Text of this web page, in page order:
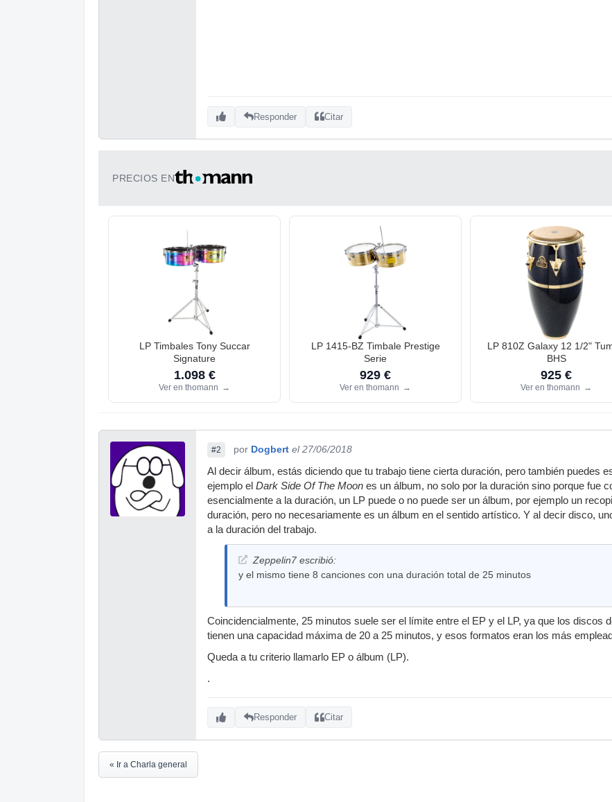
Responder Citar
PRECIOS EN
LP Timbales Tony Succar
Signature
1.098 €
Ver en thomann →
LP 1415-BZ Timbale Prestige
Serie
929 €
Ver en thomann →
LP 810Z Galaxy 12 1/2"
BHS
925 €
Ver en thomann →
#2 por Dogbert el 27/06/2018
Al decir álbum, estás diciendo que tu trabajo tiene cierta duración, pero también puedes
ejemplo el Dark Side Of The Moon es un álbum, no solo por la duración sino porque fue
esencialmente a la duración, un LP puede o no puede ser un álbum, por ejemplo un
duración, pero no necesariamente es un álbum en el sentido artístico. Y al decir disco,
a la duración del trabajo.
Zeppelin7 escribió:
y el mismo tiene 8 canciones con una duración total de 25 minutos
Coincidencialmente, 25 minutos suele ser el límite entre el EP y el LP, ya que los discos
tienen una capacidad máxima de 20 a 25 minutos, y esos formatos eran los más
Queda a tu criterio llamarlo EP o álbum (LP).
.
Responder Citar
« Ir a Charla general